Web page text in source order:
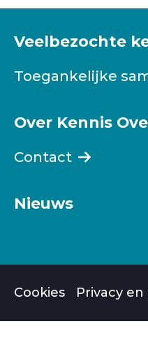
Veelbezochte
Toegankelijke
Over Kennis
Contact
Nieuws
Cookies Privacy